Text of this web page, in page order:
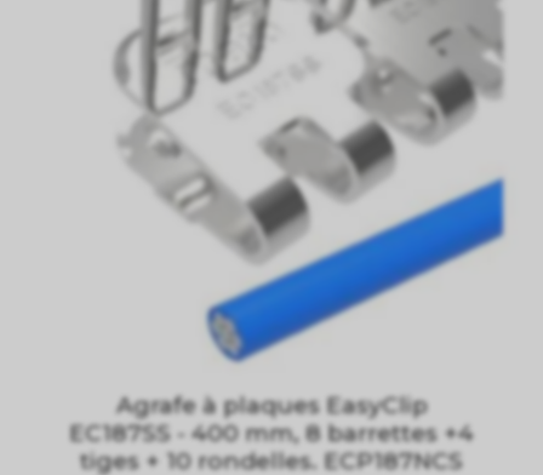
Agrafe à plaques EasyClip
EC187SS - 400 mm, 8 barrettes +4
tiges + 10 rondelles. ECP187NCS